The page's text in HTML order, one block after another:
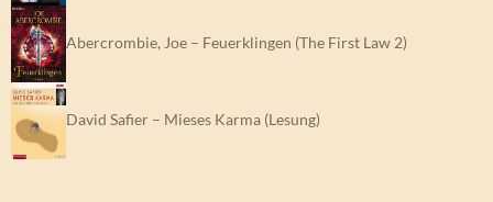
Abercrombie, Joe – Feuerklingen (The First Law 2)
David Safier – Mieses Karma (Lesung)